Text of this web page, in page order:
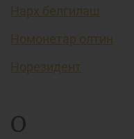
Нарх белгилаш
Номонетар олтин
Норезидент
О